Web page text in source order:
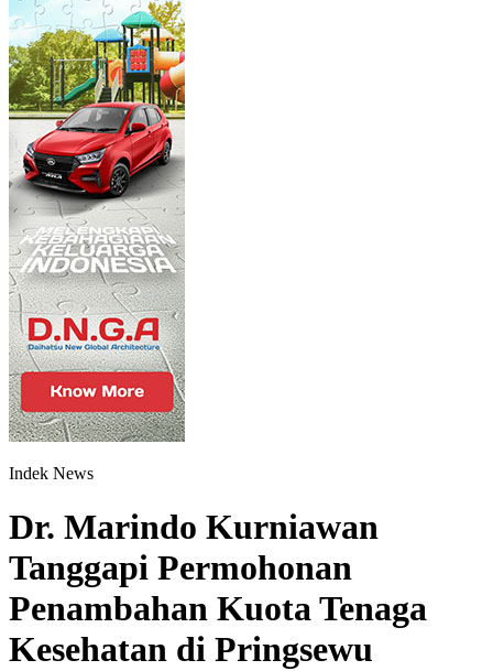
Indek News
Dr. Marindo Kurniawan
Tanggapi Permohonan
Penambahan Kuota Tenaga
Kesehatan di Pringsewu